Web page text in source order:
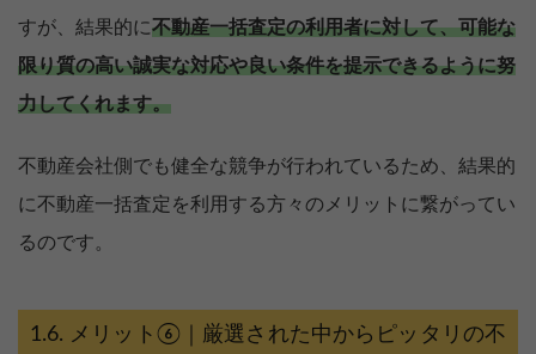
すが、結果的に不動産一括査定の利用者に対して、可能な
限り質の高い誠実な対応や良い条件を提示できるように努
力してくれます。
不動産会社側でも健全な競争が行われているため、結果的
に不動産一括査定を利用する方々のメリットに繋がってい
るのです。
メリット⑥｜厳選された中からピッタリの不